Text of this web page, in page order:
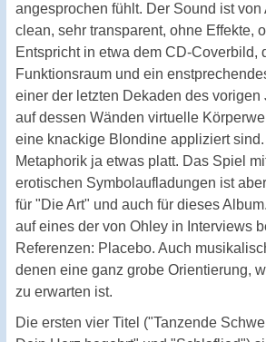
angesprochen fühlt. Der Sound ist von
clean, sehr transparent, ohne Effekte,
Entspricht in etwa dem CD-Coverbild,
Funktionsraum und ein
einer der letzten Dekaden des vorigen
auf dessen Wänden virtuelle
eine knackige Blondine appliziert
Metaphorik ja etwas platt. Das Spiel
erotischen Symbolaufladungen ist
für "Die Art" und auch für dieses
auf eines der von Ohley in Interviews
Referenzen: Placebo. Auch
denen eine ganz grobe Orientierung,
zu erwarten ist.
Die ersten vier Titel ("Tanzende